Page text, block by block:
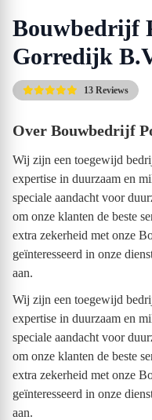
Bouwbedrijf
Gorredijk
13 Reviews
Over Bouwbedrijf
Wij zijn een toegewijd
expertise in duurzaam en
speciale aandacht voor
om onze klanten de beste
extra zekerheid met onze
geïnteresseerd in onze
aan.
Wij zijn een toegewijd
expertise in duurzaam en
speciale aandacht voor
om onze klanten de beste
extra zekerheid met onze
geïnteresseerd in onze
aan.